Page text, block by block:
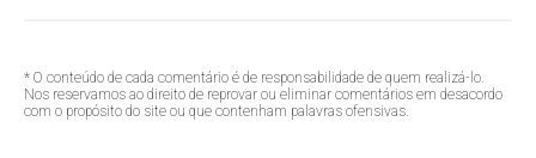
* O conteúdo de cada comentário é de responsabilidade de quem realizá-lo.
Nos reservamos ao direito de reprovar ou eliminar comentários em desacordo
com o propósito do site ou que contenham palavras ofensivas.